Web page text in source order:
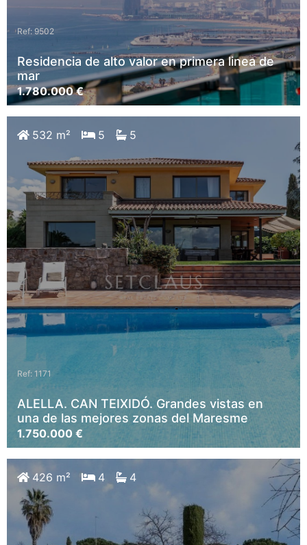
Ref: 9502
Residencia de alto valor en primera linea de
mar
1.780.000 €
532 m² 5 5
Ref: 1171
ALELLA. CAN TEIXIDÓ. Grandes vistas en
una de las mejores zonas del Maresme
1.750.000 €
426 m² 4 4